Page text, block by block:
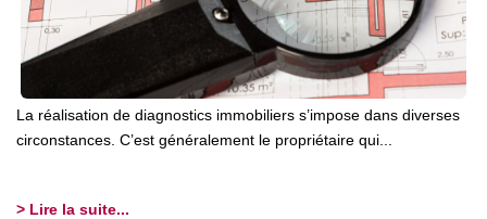
La réalisation de diagnostics immobiliers s’impose dans diverses
circonstances. C’est généralement le propriétaire qui...
> Lire la suite...